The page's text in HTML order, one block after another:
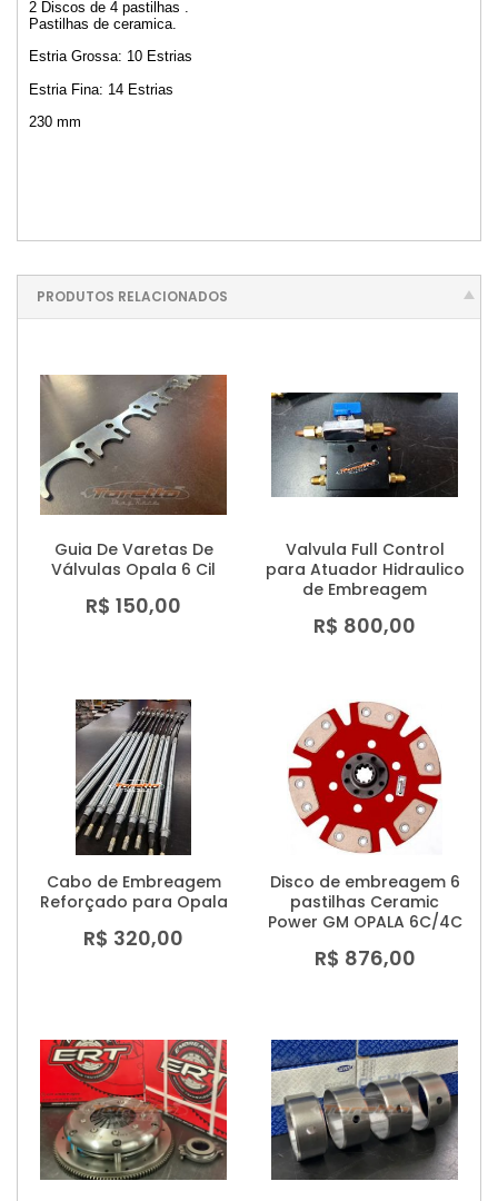
2 Discos de 4 pastilhas .
Pastilhas de ceramica.
Estria Grossa: 10 Estrias
Estria Fina: 14 Estrias
230 mm
PRODUTOS RELACIONADOS
Guia De Varetas De
Válvulas Opala 6 Cil
R$ 150,00
Valvula Full Control
para Atuador Hidraulico
de Embreagem
R$ 800,00
Cabo de Embreagem
Reforçado para Opala
R$ 320,00
Disco de embreagem 6
pastilhas Ceramic
Power GM OPALA 6C/4C
R$ 876,00